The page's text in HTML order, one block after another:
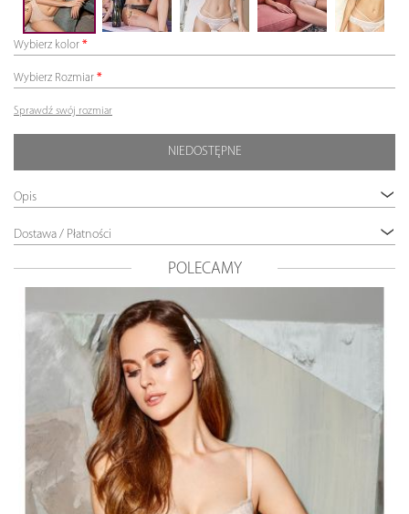
Wybierz kolor
Wybierz Rozmiar
Sprawdź swój rozmiar
NIEDOSTĘPNE
Opis
Dostawa / Płatności
POLECAMY